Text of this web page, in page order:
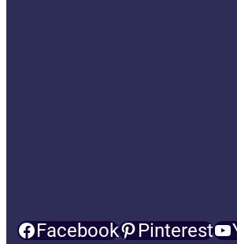
Facebook Pinterest